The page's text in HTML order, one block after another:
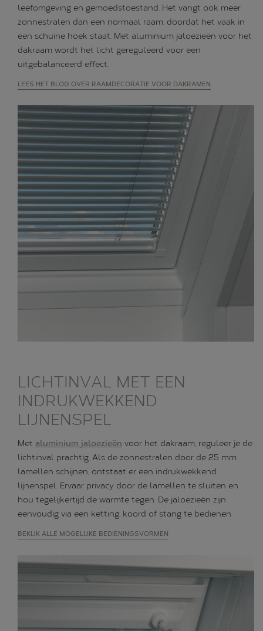
leefomgeving en gemoedstoestand. Het vangt ook meer
zonnestralen dan een normaal raam, doordat het vaak in
een schuine hoek staat. Met aluminium jaloezieën voor het
dakraam wordt het licht gereguleerd voor een
uitgebalanceerd effect.
LEES HET BLOG OVER RAAMDECORATIE VOOR DAKRAMEN
LICHTINVAL MET EEN
INDRUKWEKKEND
LIJNENSPEL
Met aluminium jaloezieën voor het dakraam, reguleer je de
lichtinval prachtig. Als de zonnestralen door de 25 mm
lamellen schijnen, ontstaat er een indrukwekkend
lijnenspel. Ervaar privacy door de lamellen te sluiten en
hou tegelijkertijd de warmte tegen. De jaloezieën zijn
eenvoudig via een ketting, koord of stang te bedienen.
BEKIJK ALLE MOGELIJKE BEDIENINGSVORMEN